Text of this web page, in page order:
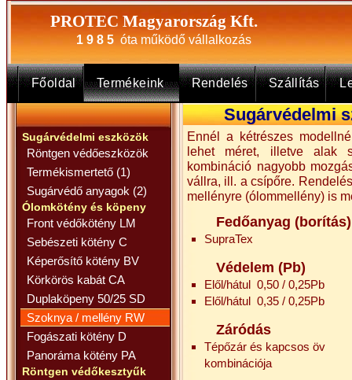
PROTEC Magyarország Kft.
1 9 8 5 óta működő vállalkozás
Főoldal Termékeink Rendelés Szállítás
Sugárvédelmi
Ennél a kétrészes
lehet méret, illetve alak
kombináció nagyobb
vállra, ill. a csípőre.
mellényre (ólommellény) is
Fedőanyag
SupraTex
Védelem (Pb)
Elől/hátul 0,50 / 0,25Pb
Elől/hátul 0,35 / 0,25Pb
Záródás
Tépőzár és kapcsos öv
kombinációja
Sugárvédelmi eszközök
Röntgen védőeszközök
Termékismertető (1)
Sugárvédő anyagok (2)
Ólomkötény és köpeny
Front védőkötény LM
Sebészeti kötény C
Képerősítő kötény BV
Körkörös kabát CA
Duplaköpeny 50/25 SD
Szoknya / mellény RW
Fogászati kötény D
Panoráma kötény PA
Röntgen védőkesztyűk